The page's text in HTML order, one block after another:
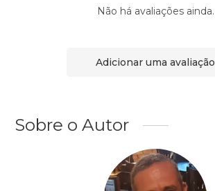
Não há avaliações ainda.
Adicionar uma avaliação
Sobre o Autor